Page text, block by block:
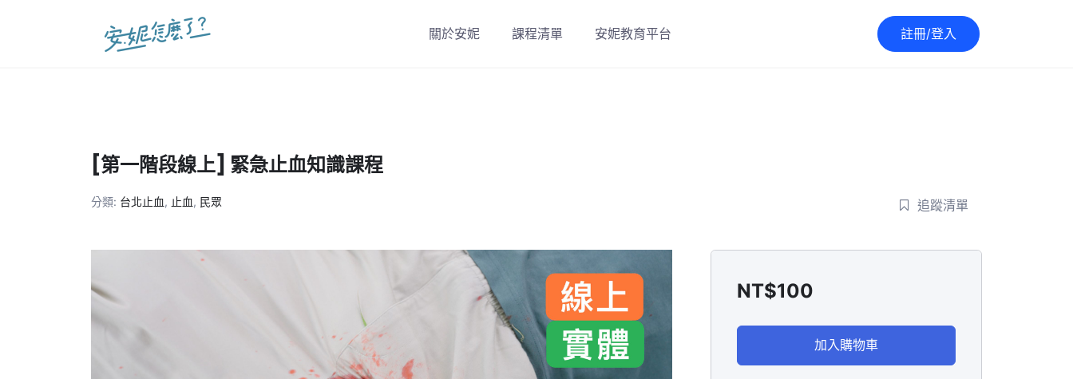
關於安妮 課程清單 安妮教育平台 註冊/登入
[第一階段線上] 緊急止血知識課程
分類: 台北止血, 止血, 民眾 追蹤清單
NT$100
加入購物車